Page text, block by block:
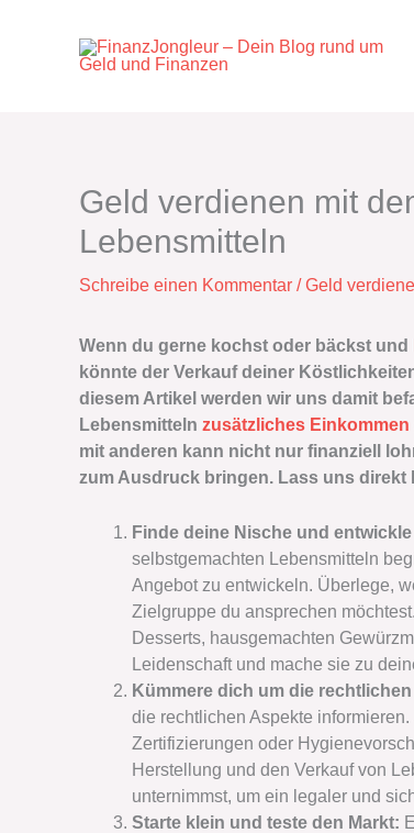
Geld verdienen mit
Lebensmitteln
Schreibe einen Kommentar /Geld
Wenn du gerne kochst oder bäckst und
könnte der Verkauf deiner
diesem Artikel werden wir uns damit
Lebensmitteln zusätzliches Einkommen
mit anderen kann nicht nur finanziell
zum Ausdruck bringen. Lass uns direkt
Finde deine Nische und
selbstgemachten Lebensmitteln
Angebot zu entwickeln. Überlege,
Zielgruppe du ansprechen
Desserts, hausgemachten
Leidenschaft und mache sie zu
Kümmere dich um die
die rechtlichen Aspekte
Zertifizierungen oder
Herstellung und den Verkauf von
unternimmst, um ein legaler und
Starte klein und teste den Markt: